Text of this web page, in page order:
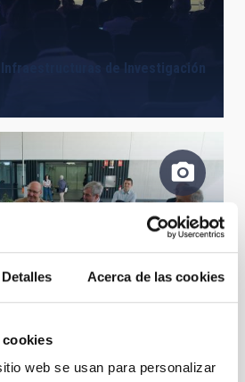
Detalles Acerca de las cookies
cookies
web se usan para personalizar
de Investigación